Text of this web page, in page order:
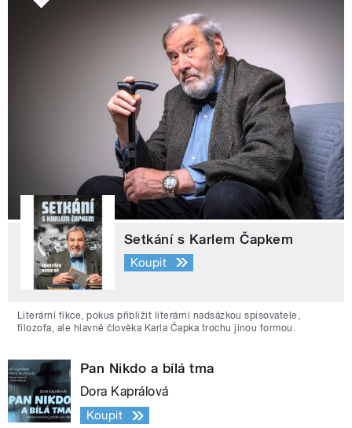
Setkání s Karlem Čapkem
Koupit
Literární fikce, pokus přiblížit literární nadsázkou spisovatele,
filozofa, ale hlavně člověka Karla Čapka trochu jinou formou.
Pan Nikdo a bílá tma
Dora Kaprálová
Koupit